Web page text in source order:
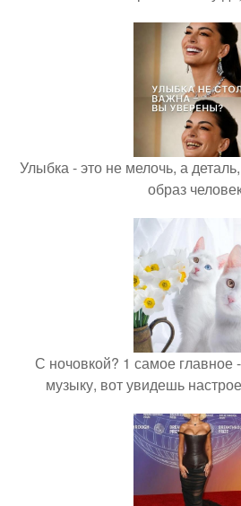
Улыбка - это не мелочь, а
образ
С ночовкой? 1 самое главное
музыку, вот увидешь